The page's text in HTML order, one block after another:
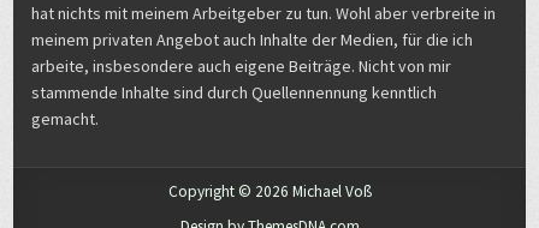
hat nichts mit meinem Arbeitgeber zu tun. Wohl aber verbreite in
meinem privaten Angebot auch Inhalte der Medien, für die ich
arbeite, insbesondere auch eigene Beiträge. Nicht von mir
stammende Inhalte sind durch Quellennennung kenntlich
gemacht.
Copyright © 2026 Michael Voß